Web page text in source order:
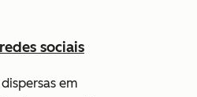
sociais
em